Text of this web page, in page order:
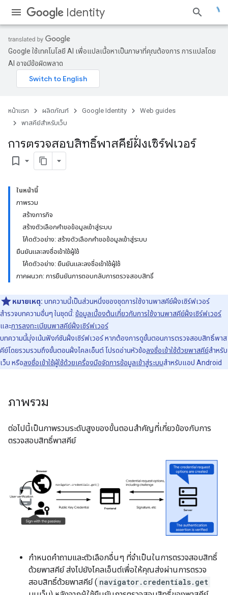
Identity
Google ใช้เทคโนโลยี AI เพื่อแปลเนื้อหาเป็นภาษาที่คุณต้องการ การแปลโดย
AI อาจมีข้อผิดพลาด
หน้าแรก ผลิตภัณฑ์ Google Identity
Web guides
พาสคีย์สำหรับเว็บ
การตรวจสอบสิทธิ์พาสคีย์ฝั่งเซิร์ฟเวอร์
bookmark_border
ในหน้านี้
ภาพรวม
สร้างภารกิจ
สร้างตัวเลือกคำขอข้อมูลเข้าสู่ระบบ
โค้ดตัวอย่าง: สร้างตัวเลือกคำขอข้อมูลเข้าสู่ระบบ
ยืนยันและลงชื่อเข้าใช้ผู้ใช้
โค้ดตัวอย่าง: ยืนยันและลงชื่อเข้าใช้ผู้ใช้
ภาคผนวก: การยืนยันการตอบกลับการตรวจสอบสิทธิ์
หมายเหตุ: บทความนี้เป็นส่วนหนึ่งของชุดการใช้งานพาสคีย์ฝั่งเซิร์ฟเวอร์
สำรวจบทความอื่นๆ ในชุดนี้: ข้อมูลเบื้องต้นเกี่ยวกับการใช้งานพาสคีย์ฝั่งเซิร์ฟเวอร์
และการลงทะเบียนพาสคีย์ฝั่งเซิร์ฟเวอร์
บทความนี้มุ่งเน้นฟังก์ชันฝั่งเซิร์ฟเวอร์ หากต้องการดูขั้นตอนการตรวจสอบสิทธิ์พาส
คีย์โดยรวมรวมถึงขั้นตอนฝั่งไคลเอ็นต์ โปรดอ่านหัวข้อลงชื่อเข้าใช้ด้วยพาสคีย์สำหรับ
เว็บ หรือลงชื่อเข้าใช้ผู้ใช้ด้วยเครื่องมือจัดการข้อมูลเข้าสู่ระบบสำหรับแอป Android
ภาพรวม
ต่อไปนี้เป็นภาพรวมระดับสูงของขั้นตอนสำคัญที่เกี่ยวข้องกับการ
ตรวจสอบสิทธิ์พาสคีย์
กำหนดคำถามและตัวเลือกอื่นๆ ที่จำเป็นในการตรวจสอบสิทธิ์
ด้วยพาสคีย์ ส่งไปยังไคลเอ็นต์เพื่อให้คุณส่งผ่านการตรวจ
สอบสิทธิ์ด้วยพาสคีย์ ( navigator.credentials.get